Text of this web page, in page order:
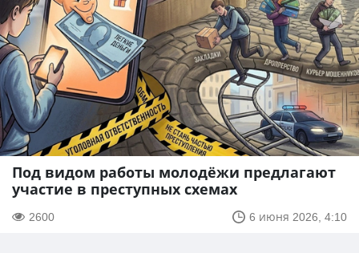
Под видом работы молодёжи предлагают
участие в преступных схемах
2600 6 июня 2026, 4:10